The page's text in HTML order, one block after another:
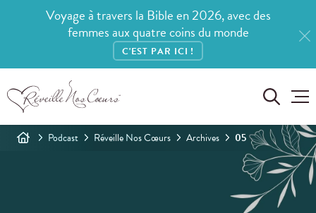
Voyage à travers la Bible en 2026, avec des
femmes aux quatre coins du monde
C'EST PAR ICI !
Podcast Réveille Nos Cœurs Archives 05